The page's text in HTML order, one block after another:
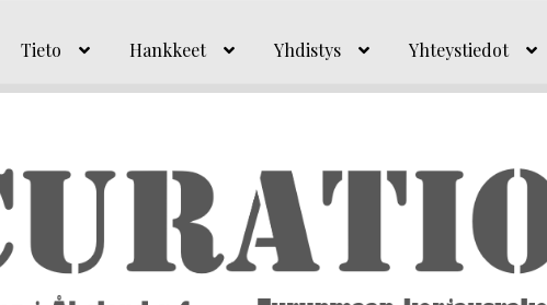
Tieto Hankkeet Yhdistys Yhteystiedot